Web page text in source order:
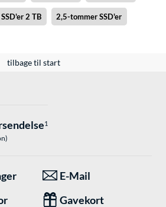
2 TB 2,5-tommer SSD'er
tilbage til start
1
E-Mail
Gavekort